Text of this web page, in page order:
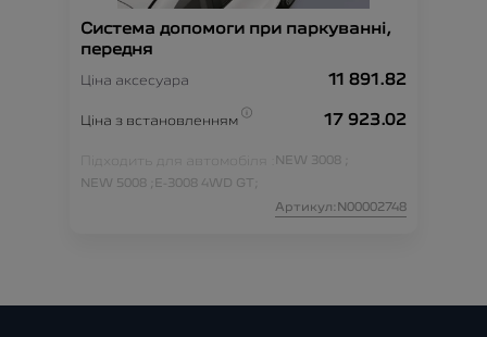
Система допомоги при паркуванні,
передня
Ціна аксесуара 11 891.82
Ціна з встановленням 17 923.02
Підходить для автомобіля : NEW 3008 ;
NEW 5008 ; E-3008 4WD GT;
Артикул:N00002748